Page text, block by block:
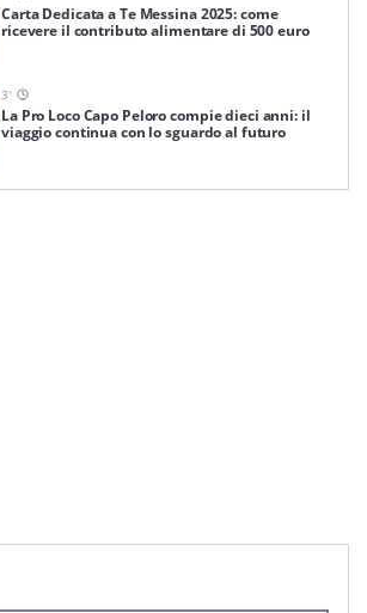
Carta Dedicata a Te Messina 2025: come
ricevere il contributo alimentare di 500 euro
3'
La Pro Loco Capo Peloro compie dieci anni: il
viaggio continua con lo sguardo al futuro